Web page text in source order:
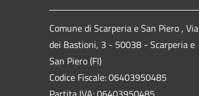
Comune di Scarperia e San Piero , Via
dei Bastioni, 3 - 50038 - Scarperia e
San Piero (FI)
Codice Fiscale: 06403950485